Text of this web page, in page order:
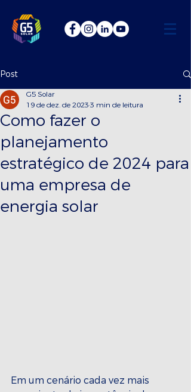
Post
Como fazer o
planejamento
estratégico de 2024 para
uma empresa de
energia solar
G5 Solar
19 de dez. de 20233 min de leitura
Em um cenário cada vez mais